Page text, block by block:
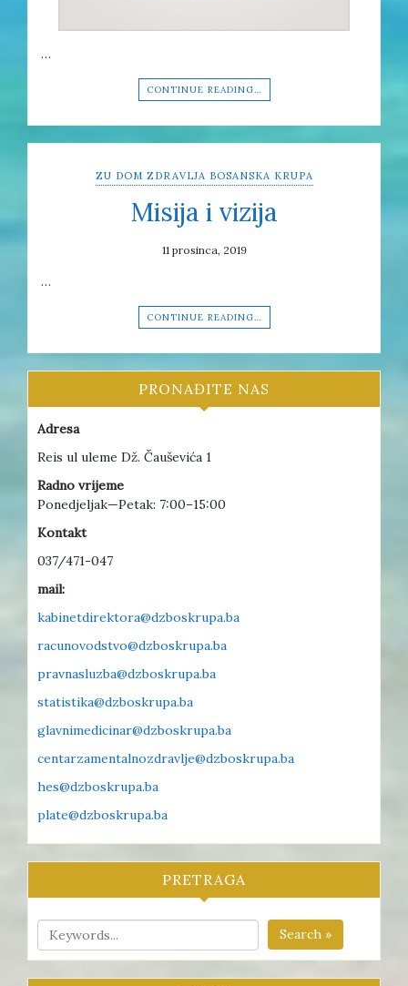
…
CONTINUE READING…
ZU DOM ZDRAVLJA BOSANSKA KRUPA
Misija i vizija
11 prosinca, 2019
…
CONTINUE READING…
PRONAĐITE NAS
Adresa
Reis ul uleme Dž. Čauševića 1
Radno vrijeme
Ponedjeljak—Petak: 7:00–15:00
Kontakt
037/471-047
mail:
kabinetdirektora@dzboskrupa.ba
racunovodstvo@dzboskrupa.ba
pravnasluzba@dzboskrupa.ba
statistika@dzboskrupa.ba
glavnimedicinar@dzboskrupa.ba
centarzamentalnozdravlje@dzboskrupa.ba
hes@dzboskrupa.ba
plate@dzboskrupa.ba
PRETRAGA
Search »